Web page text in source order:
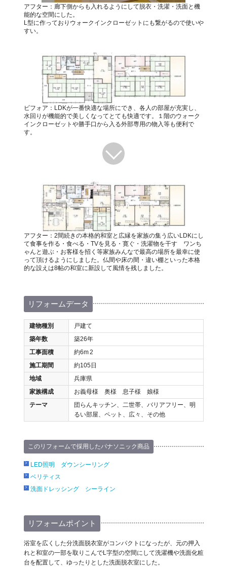
アフター：廊下側からも入れるようにして脱衣・洗濯・洗面と機
能的な空間にした。
L型に作っておりウォークインクローゼットにも繋がるので使いや
すい。
ビフォア：LDKが一番快適な場所にでき、各人の部屋が充実し、
水回りが機能的で美しくなってとても快適です。１階のウォーク
インクローゼットや勝手口から入る外部専用の物入等も便利で
す。
アフター：2間続きの本格的和室と広縁を家族の集う広いLDKにし
て食事を作る・食べる・TVを見る・寛ぐ・洗濯物を干す ワンち
ゃんと遊ぶ・お客様を招く等家族みんなで最高の場所を最幸に使
って頂けるようにしました。仏間や床の間・違い棚といった本格
的な設えは8帖の和室に新設して風情を残しました。
リフォームデータ
建物種別
戸建て
築年数
築26年
工事面積
約6m2
施工期間
約105日
地域
兵庫県
家族構成
お義母様 奥様 息子様 娘様
テーマ
団らんキッチン、二世帯、バリアフリー、明
るい部屋、ペット、広々、その他
このリフォームで採用したパナソニック商品
LED照明 ダウンシーリング
ベリティス
洗面ドレッシング シーライン
リフォームポイント
浴室を広くした分洗面脱衣室がコンパクトになったが、元の押入
れと和室の一部を取りこんでL字型の空間にして洗濯機や洗面化粧
台を配置して、ゆったりとした洗面脱衣室にした。